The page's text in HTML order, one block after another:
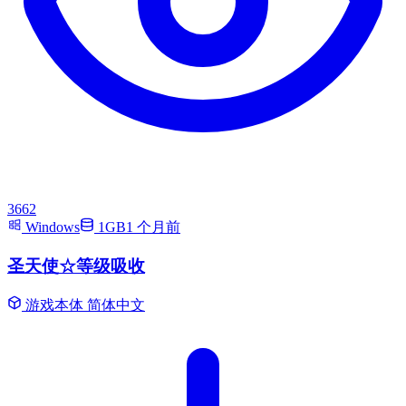
3662
Windows
1GB1 个月前
圣天使☆等级吸收
游戏本体 简体中文